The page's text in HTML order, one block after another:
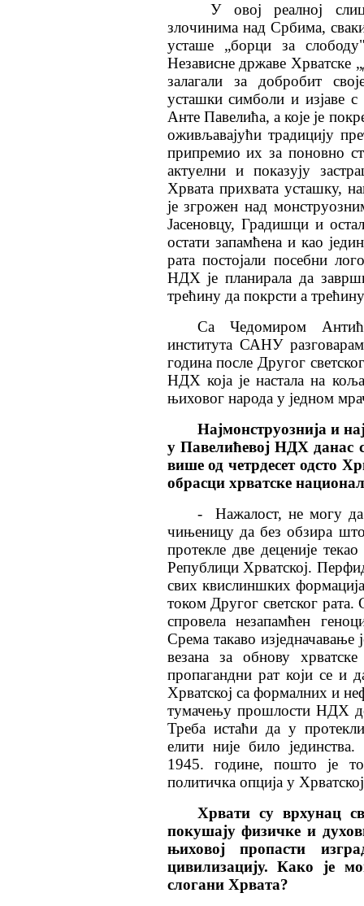
У овој реалној
злочинима над Србима,
усташе „борци за
Независне државе Хрватске
залагали за добробит
усташки симболи и изјаве
Анте Павелића, а које је
оживљавајући традицију
припремио их за поновно
актуелни и показују
Хрвата прихвата усташку,
је згрожен над
Јасеновцу, Градишци и
остати запамћена и као
рата постојали посебни
НДХ је планирала да
трећину да покрсти а
Са Чедомиром
института САНУ
година после Другог
НДХ која је настала на
њиховог народа у једном
Најмонструознија и
у Павелићевој НДХ данас
више од четрдесет одсто
обрасци хрватске
-
Нажалост, не могу
чињеницу да без обзира
протекле две деценије
Републици Хрватској.
свих квислиншких
током Другог светског
спровела незапамћен
Срема такаво изједначавање
везана за обнову
пропагандни рат који се и
Хрватској са формалних и
тумачењу прошлости НДХ
Треба истаћи да у
елити није било
1945. године, пошто је
политичка опција у
Хрвати су врхунац
покушају физичке и
њиховој пропасти
цивилизацију. Како
је
слогани Хрвата?